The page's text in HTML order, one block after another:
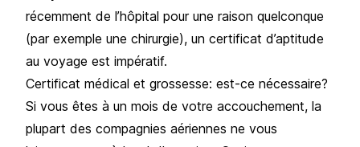
récemment de l’hôpital pour une raison quelconque
(par exemple une chirurgie), un certificat d’aptitude
au voyage est impératif.
Certificat médical et grossesse: est-ce nécessaire?
Si vous êtes à un mois de votre accouchement, la
plupart des compagnies aériennes ne vous